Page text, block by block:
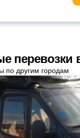
перевозки
по другим городам